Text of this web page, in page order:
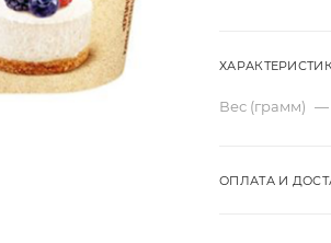
Вес (грамм) —
ОПЛАТА И